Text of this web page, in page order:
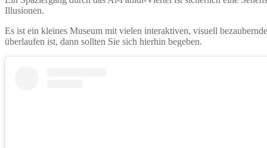
Illusionen.
Es ist ein kleines Museum mit vielen interaktiven, visuell
überlaufen ist, dann sollten Sie sich hierhin begeben.